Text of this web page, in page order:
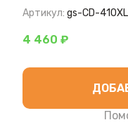
Артикул: gs-CD-
4 460 ₽